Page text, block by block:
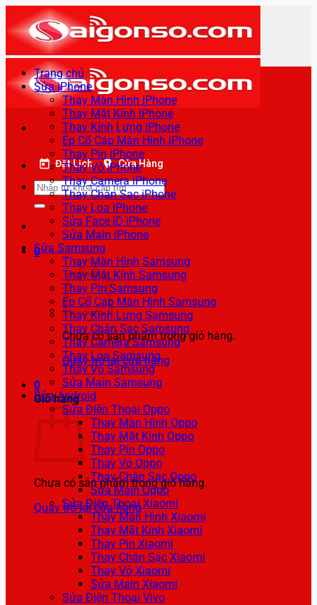
qua
nội
dung
Đặt Lịch Cửa Hàng
Tìm
kiếm:
0
Chưa có sản phẩm trong giỏ hàng.
Quay trở lại cửa hàng
0
Giỏ hàng
Chưa có sản phẩm trong giỏ hàng.
Quay trở lại cửa hàng
Trang chủ
Sửa iPhone
Thay Màn Hình iPhone
Thay Mặt Kính iPhone
Thay Kính Lưng iPhone
Ép Cổ Cáp Màn Hình iPhone
Thay Pin iPhone
Thay Vỏ iPhone
Thay Camera iPhone
Thay Chân Sạc iPhone
Thay Loa iPhone
Sửa Face ID iPhone
Sửa Main iPhone
Sửa Samsung
Thay Màn Hình Samsung
Thay Mặt Kính Samsung
Thay Pin Samsung
Ép Cổ Cáp Màn Hình Samsung
Thay Kính Lưng Samsung
Thay Chân Sạc Samsung
Thay Camera Samsung
Thay Loa Samsung
Thay Vỏ Samsung
Sửa Main Samsung
Sửa Android
Sửa Điện Thoại Oppo
Thay Màn Hình Oppo
Thay Mặt Kính Oppo
Thay Pin Oppo
Thay Vỏ Oppo
Thay Chân Sạc Oppo
Sửa Main Oppo
Sửa Điện Thoại Xiaomi
Thay Màn Hình Xiaomi
Thay Mặt Kính Xiaomi
Thay Pin Xiaomi
Thay Chân Sạc Xiaomi
Thay Vỏ Xiaomi
Sửa Main Xiaomi
Sửa Điện Thoại Vivo